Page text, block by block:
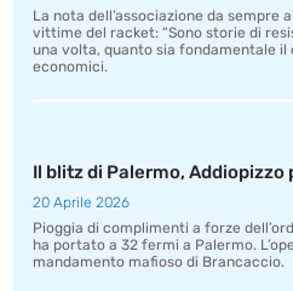
La nota dell’associazione da sempre
vittime del racket: “Sono storie di
una volta, quanto sia fondamentale
economici.
Il blitz di Palermo, Addiopizzo
20 Aprile 2026
Pioggia di complimenti a forze
ha portato a 32 fermi a Palermo.
mandamento mafioso di Brancaccio.